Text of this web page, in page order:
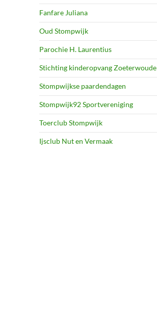
Fanfare Juliana
Oud Stompwijk
Parochie H. Laurentius
Stichting kinderopvang Zoeterwoude
Stompwijkse paardendagen
Stompwijk92 Sportvereniging
Toerclub Stompwijk
Ijsclub Nut en Vermaak